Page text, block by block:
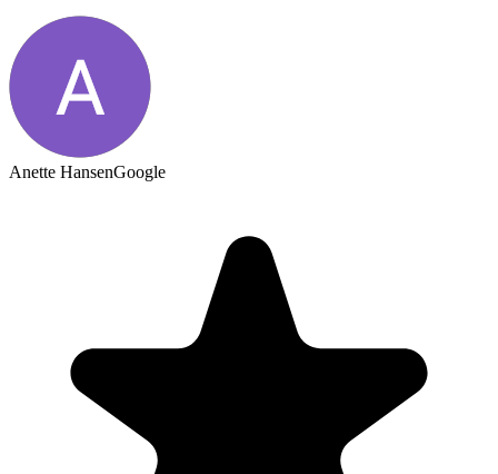
Anette HansenGoogle